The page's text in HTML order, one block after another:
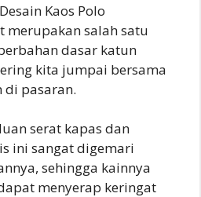
Kaos Polo
merupakan salah satu
dasar katun
kita jumpai bersama
di pasaran.
serat kapas dan
ini sangat digemari
sehingga kainnya
menyerap keringat